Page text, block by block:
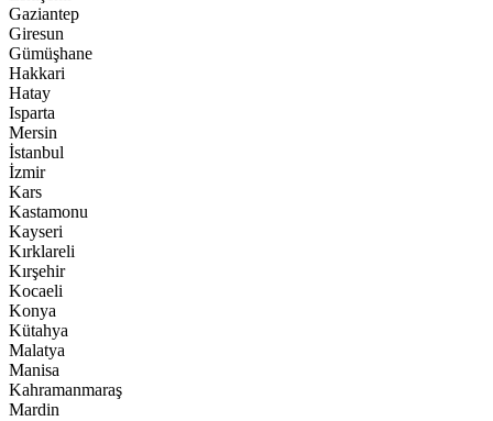
Gaziantep
Giresun
Gümüşhane
Hakkari
Hatay
Isparta
Mersin
İstanbul
İzmir
Kars
Kastamonu
Kayseri
Kırklareli
Kırşehir
Kocaeli
Konya
Kütahya
Malatya
Manisa
Kahramanmaraş
Mardin